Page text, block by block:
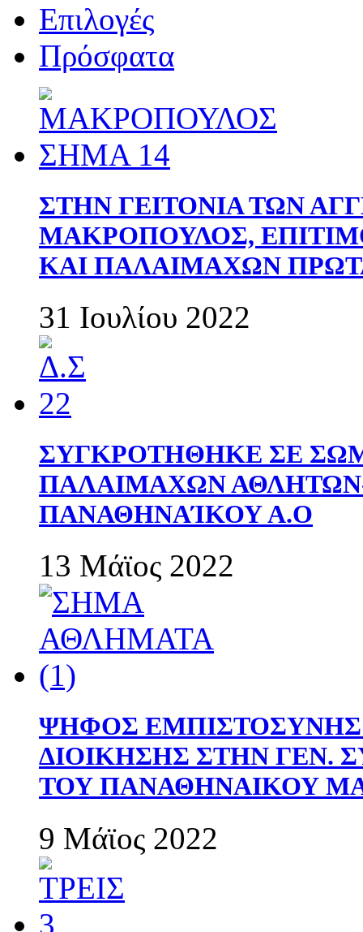
Επιλογές
Πρόσφατα
ΣΤΗΝ ΓΕΙΤΟΝΙΑ ΤΩΝ
ΜΑΚΡΟΠΟΥΛΟΣ,
ΚΑΙ ΠΑΛΑΙΜΑΧΩΝ
31 Ιουλίου 2022
ΣΥΓΚΡΟΤΗΘΗΚΕ ΣΕ
ΠΑΛΑΙΜΑΧΩΝ
ΠΑΝΑΘΗΝΑΊΚΟΥ Α.Ο
13 Μάϊος 2022
ΨΗΦΟΣ
ΔΙΟΙΚΗΣΗΣ ΣΤΗΝ ΓΕΝ.
ΤΟΥ ΠΑΝΑΘΗΝΑΙΚΟΥ
9 Μάϊος 2022